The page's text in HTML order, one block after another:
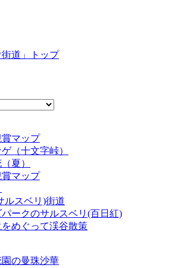
道」トップ
マップ
（十文字峠）
夏）
マップ
ルスベリ)街道
パークのサルスベリ(百日紅)
めぐって渓谷散策
の曼珠沙華